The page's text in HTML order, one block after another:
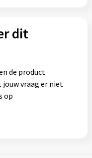
dit
de product
vraag er niet
op